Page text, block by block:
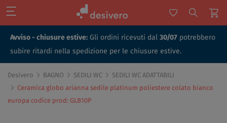
Avviso - chiusure estive: Gli ordini ricevuti dal 30/07 potrebbero
subire ritardi nella spedizione per le chiusure estive.
Desivero BAGNO SEDILI WC
SEDILI WC ADATTABILI
Ceramica globo arianna sedile platinum poliestere colato bianco
europa codice prod: GLB10P